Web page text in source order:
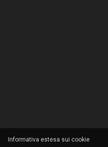
Informativa estesa sui cookie